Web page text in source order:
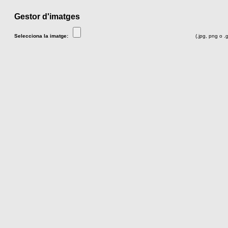
Gestor d'imatges
Selecciona la imatge: (.jpg, png o